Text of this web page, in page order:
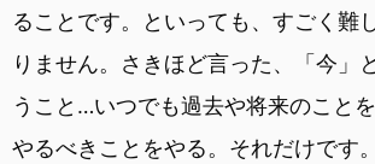
ることです。といっても、すごく難
りません。さきほど言った、「今」
うこと…いつでも過去や将来のこと
やるべきことをやる。それだけです。